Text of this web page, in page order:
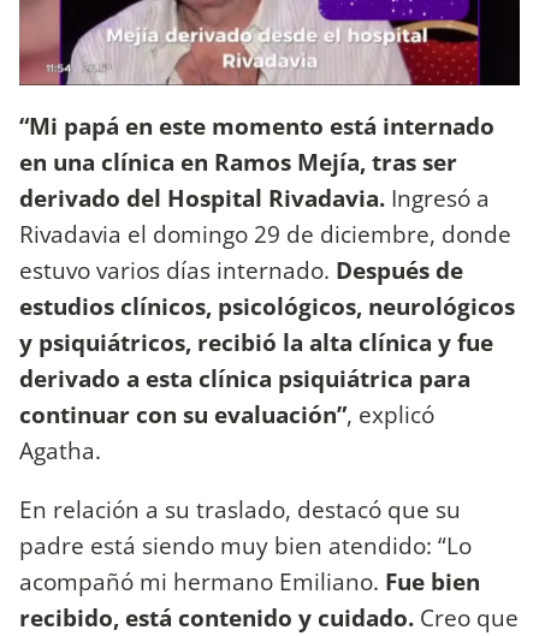
“Mi papá en este momento está internado
en una clínica en Ramos Mejía, tras ser
derivado del Hospital Rivadavia. Ingresó a
Rivadavia el domingo 29 de diciembre, donde
estuvo varios días internado. Después de
estudios clínicos, psicológicos, neurológicos
y psiquiátricos, recibió la alta clínica y fue
derivado a esta clínica psiquiátrica para
continuar con su evaluación”, explicó
Agatha.
En relación a su traslado, destacó que su
padre está siendo muy bien atendido: “Lo
acompañó mi hermano Emiliano. Fue bien
recibido, está contenido y cuidado. Creo que